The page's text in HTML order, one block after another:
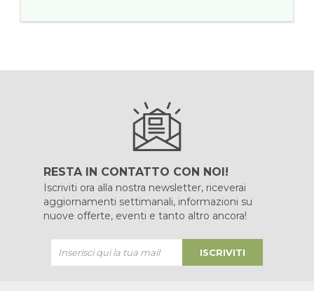
RESTA IN CONTATTO CON NOI!
Iscriviti ora alla nostra newsletter, riceverai
aggiornamenti settimanali, informazioni su
nuove offerte, eventi e tanto altro ancora!
ISCRIVITI